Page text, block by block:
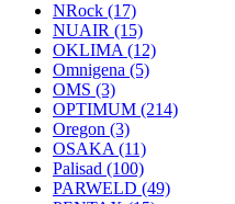
NRock (17)
NUAIR (15)
OKLIMA (12)
Omnigena (5)
OMS (3)
OPTIMUM (214)
Oregon (3)
OSAKA (11)
Palisad (100)
PARWELD (49)